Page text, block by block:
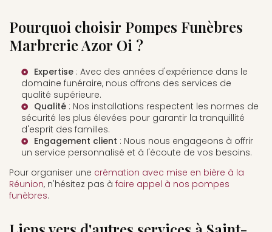
Pourquoi choisir Pompes Funèbres
Marbrerie Azor Oi ?
Expertise : Avec des années d'expérience dans le
domaine funéraire, nous offrons des services de
qualité supérieure.
Qualité : Nos installations respectent les normes de
sécurité les plus élevées pour garantir la tranquillité
d'esprit des familles.
Engagement client : Nous nous engageons à offrir
un service personnalisé et à l'écoute de vos besoins.
Pour organiser une crémation avec mise en bière à la
Réunion, n'hésitez pas à faire appel à nos pompes
funèbres.